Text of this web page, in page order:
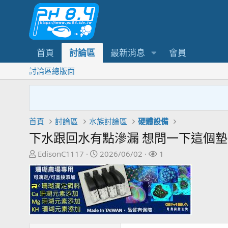
首頁 討論區 最新消息 會員
討論區總版面
首頁 討論區 水族討論區 硬體設備
下水跟回水有點滲漏 想問一下這個
主
題
發
起
人
EdisonC1117
開
始
日
期
2026/06/02
關
注
者
1